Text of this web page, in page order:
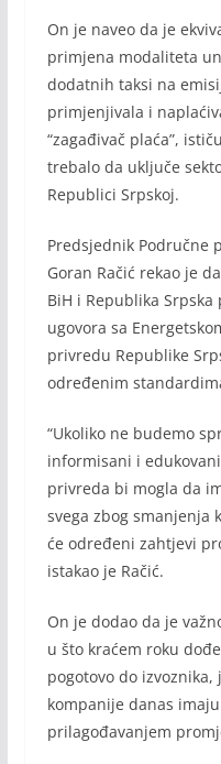
On je naveo da je
primjena modaliteta
dodatnih taksi na
primjenjivala i
“zagađivač plaća”,
trebalo da uključe
Republici Srpskoj.
Predsjednik Područne
Goran Račić rekao je
BiH i Republika
ugovora sa
privredu Republike
određenim
“Ukoliko ne budemo
informisani i
privreda bi mogla da
svega zbog smanjenja
će određeni zahtjevi
istakao je Račić.
On je dodao da je
u što kraćem roku
pogotovo do
kompanije danas
prilagođavanjem